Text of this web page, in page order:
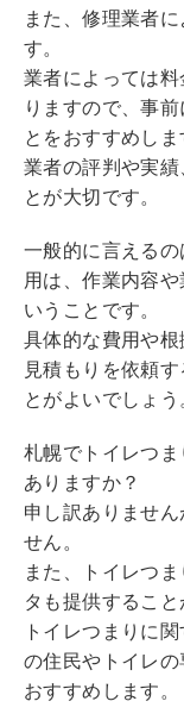
また、修理業者
す。
業者によっては
りますので、事
とをおすすめしま
業者の評判や実
とが大切です。
一般的に言える
用は、作業内容
いうことです。
具体的な費用や
見積もりを依頼
とがよいでしょう
札幌でトイレつ
ありますか？
申し訳ありませ
せん。
また、トイレつ
タも提供すること
トイレつまりに
の住民やトイレ
おすすめします。